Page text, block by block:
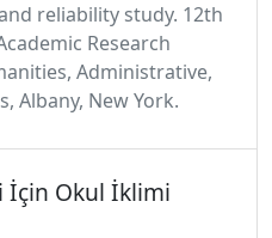
reliability study. 12th
Research
Administrative,
Albany, New York.
İçin Okul İklimi